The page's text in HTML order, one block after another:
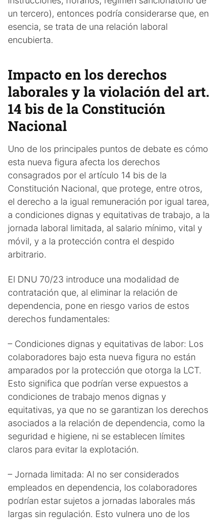
un tercero), entonces podría considerarse que, en
esencia, se trata de una relación laboral
encubierta.
Impacto en los derechos
laborales y la violación del art.
14 bis de la Constitución
Nacional
Uno de los principales puntos de debate es cómo
esta nueva figura afecta los derechos
consagrados por el artículo 14 bis de la
Constitución Nacional, que protege, entre otros,
el derecho a la igual remuneración por igual tarea,
a condiciones dignas y equitativas de trabajo, a la
jornada laboral limitada, al salario mínimo, vital y
móvil, y a la protección contra el despido
arbitrario.
El DNU 70/23 introduce una modalidad de
contratación que, al eliminar la relación de
dependencia, pone en riesgo varios de estos
derechos fundamentales:
– Condiciones dignas y equitativas de labor: Los
colaboradores bajo esta nueva figura no están
amparados por la protección que otorga la LCT.
Esto significa que podrían verse expuestos a
condiciones de trabajo menos dignas y
equitativas, ya que no se garantizan los derechos
asociados a la relación de dependencia, como la
seguridad e higiene, ni se establecen límites
claros para evitar la explotación.
– Jornada limitada: Al no ser considerados
empleados en dependencia, los colaboradores
podrían estar sujetos a jornadas laborales más
largas sin regulación. Esto vulnera uno de los